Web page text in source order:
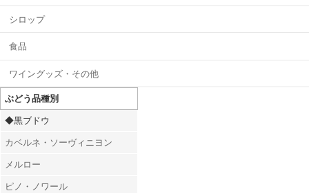
シロップ
食品
ワイングッズ・その他
ぶどう品種別
◆黒ブドウ
カベルネ・ソーヴィニヨン
メルロー
ピノ・ノワール